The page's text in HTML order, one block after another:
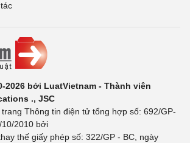
2026 bởi LuatVietnam - Thành viên
., JSC
Thông tin điện tử tổng hợp số: 692/GP-
2010 bởi
thế giấy phép số: 322/GP - BC, ngày